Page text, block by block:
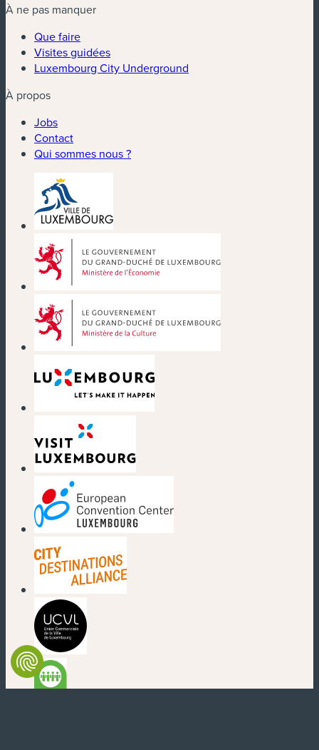
À ne pas manquer
Que faire
Visites guidées
Luxembourg City Underground
À propos
Jobs
Contact
Qui sommes nous ?